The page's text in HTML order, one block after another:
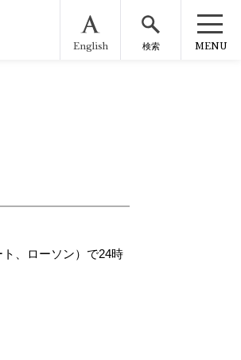
English 検索 MENU
、ローソン）で24時